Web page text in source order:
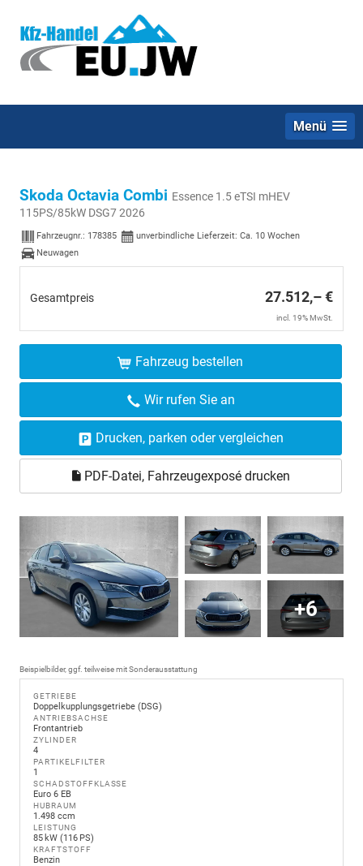
Menü
Skoda Octavia Combi Essence 1.5 eTSI mHEV
115PS/85kW DSG7 2026
Fahrzeugnr.: 178385
unverbindliche Lieferzeit: Ca. 10 Wochen
Neuwagen
Gesamtpreis 27.512,– €
incl. 19% MwSt.
Fahrzeug bestellen
Wir rufen Sie an
Drucken, parken oder vergleichen
PDF-Datei, Fahrzeugexposé drucken
+6
Beispielbilder, ggf. teilweise mit Sonderausstattung
GETRIEBE
Doppelkupplungsgetriebe (DSG)
ANTRIEBSACHSE
Frontantrieb
ZYLINDER
4
PARTIKELFILTER
1
SCHADSTOFFKLASSE
Euro 6 EB
HUBRAUM
1.498 ccm
LEISTUNG
85 kW (116 PS)
KRAFTSTOFF
Benzin